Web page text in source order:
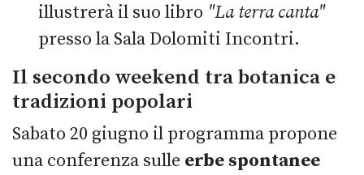
illustrerà il suo libro "La terra canta"
presso la Sala Dolomiti Incontri.
Il secondo weekend tra botanica e
tradizioni popolari
Sabato 20 giugno il programma propone
una conferenza sulle erbe spontanee